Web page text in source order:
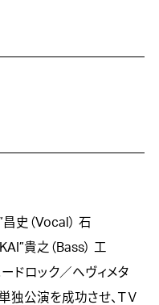
昌史（Vocal） 石
貴之（Bass） 工
ドロック／ヘヴィメタ
独公演を成功させ、ＴＶ